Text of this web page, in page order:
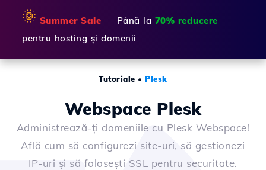
🌞 Summer Sale — Până la 70% reducere
pentru hosting și domenii
Tutoriale •Plesk
Webspace Plesk
Administrează-ți domeniile cu Plesk Webspace!
Află cum să configurezi site-uri, să gestionezi
IP-uri și să folosești SSL pentru securitate.